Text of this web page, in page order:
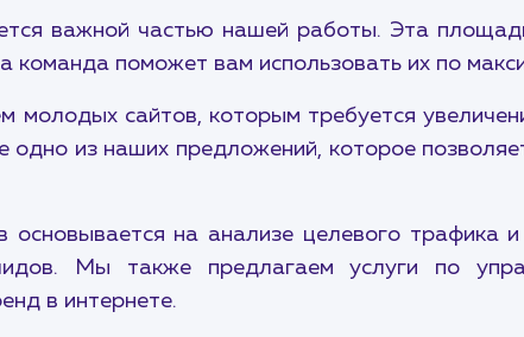
важной частью нашей работы. Эта
команда поможет вам использовать их по
молодых сайтов, которым требуется
из наших предложений, которое
на анализе целевого трафика
Мы также предлагаем услуги по
в интернете.